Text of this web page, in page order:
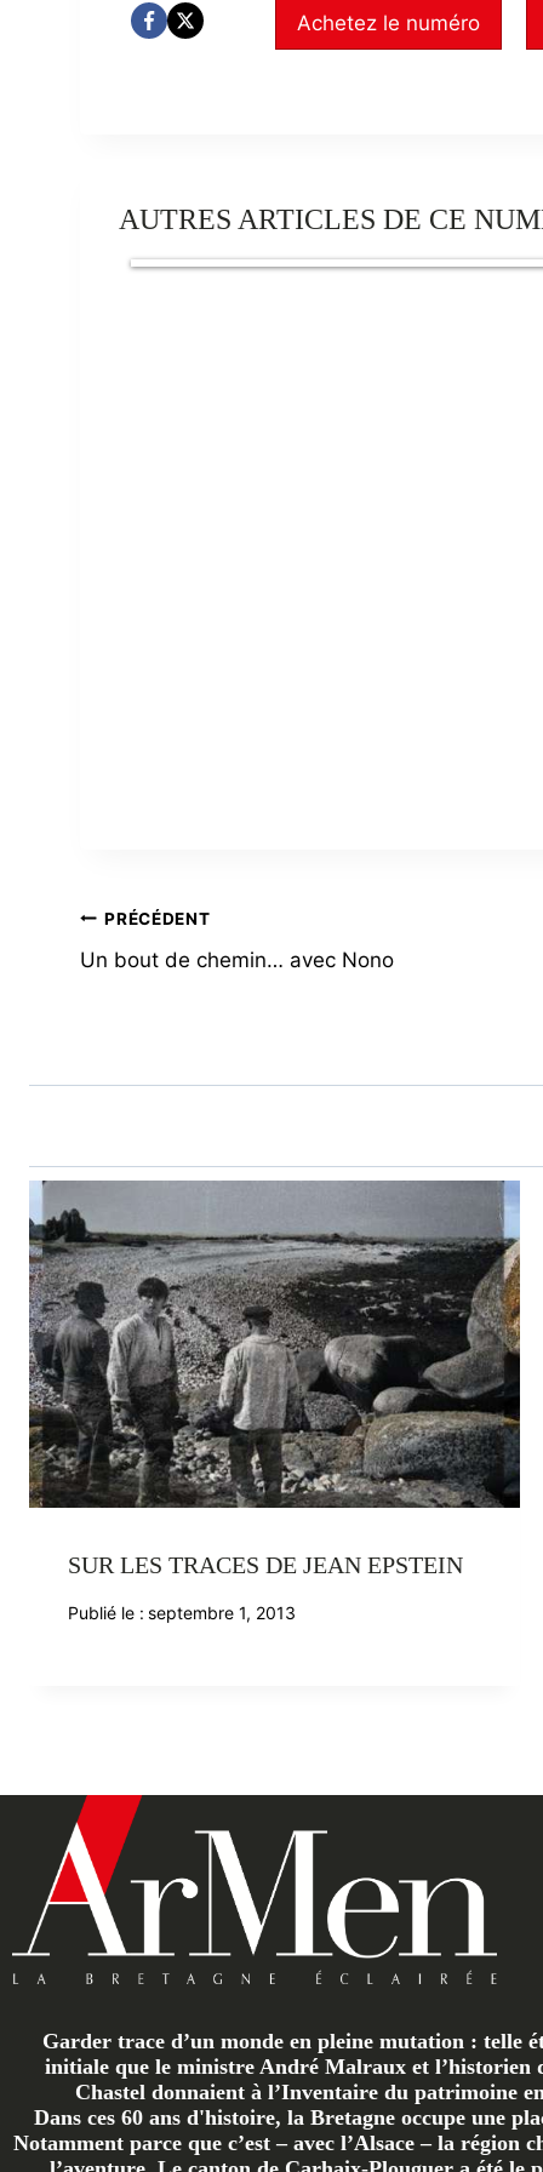
Achetez le numéro
AUTRES ARTICLES DE CE
NAVIGATION
DE
PRÉCÉDENT
Un bout de chemin… avec Nono
SUR LES TRACES DE JEAN EPSTEIN
Publié le : septembre 1, 2013
Garder trace d’un monde en pleine mutation : telle
initiale que le ministre André Malraux et l’historien
Chastel donnaient à l’Inventaire du patrimoine
Dans ces 60 ans d'histoire, la Bretagne occupe une
Notamment parce que c’est – avec l’Alsace – la région